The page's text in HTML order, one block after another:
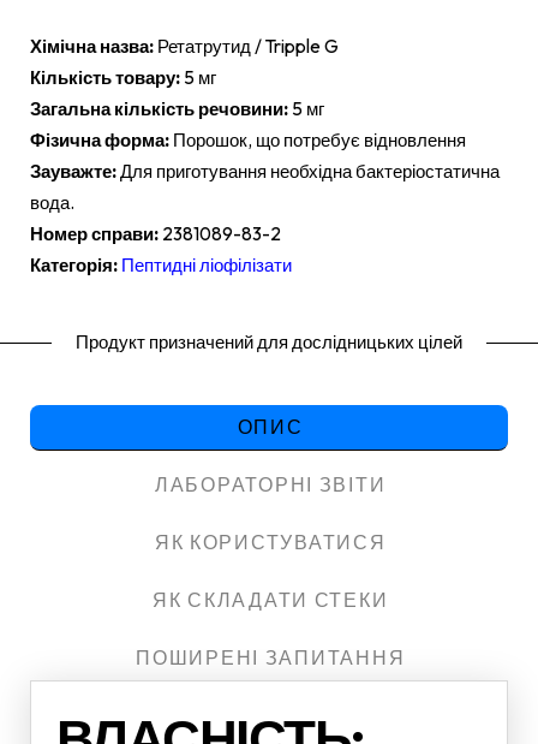
Хімічна назва: Ретатрутид / Tripple G
Кількість товару: 5 мг
Загальна кількість речовини: 5 мг
Фізична форма: Порошок, що потребує відновлення
Зауважте:Для приготування необхідна бактеріостатична
вода.
Номер справи: 2381089-83-2
Категорія: Пептидні ліофілізати
Продукт призначений для дослідницьких цілей
ОПИС
ЛАБОРАТОРНІ ЗВІТИ
ЯК КОРИСТУВАТИСЯ
ЯК СКЛАДАТИ СТЕКИ
ПОШИРЕНІ ЗАПИТАННЯ